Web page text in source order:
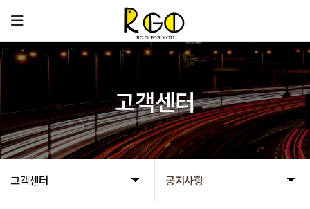
고객센터 공지사항
고객센터